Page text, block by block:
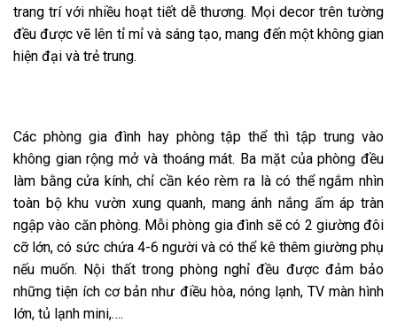
trang trí với nhiều hoạt tiết dễ thương. Mọi decor trên tường
đều được vẽ lên tỉ mỉ và sáng tạo, mang đến một không gian
hiện đại và trẻ trung.
Các phòng gia đình hay phòng tập thể thì tập trung vào
không gian rộng mở và thoáng mát. Ba mặt của phòng đều
làm bằng cửa kính, chỉ cần kéo rèm ra là có thể ngắm nhìn
toàn bộ khu vườn xung quanh, mang ánh nắng ấm áp tràn
ngập vào căn phòng. Mỗi phòng gia đình sẽ có 2 giường đôi
cỡ lớn, có sức chứa 4-6 người và có thể kê thêm giường phụ
nếu muốn. Nội thất trong phòng nghỉ đều được đảm bảo
những tiện ích cơ bản như điều hòa, nóng lạnh, TV màn hình
lớn, tủ lạnh mini,….